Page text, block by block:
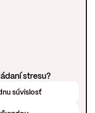
stresu?
súvislosť